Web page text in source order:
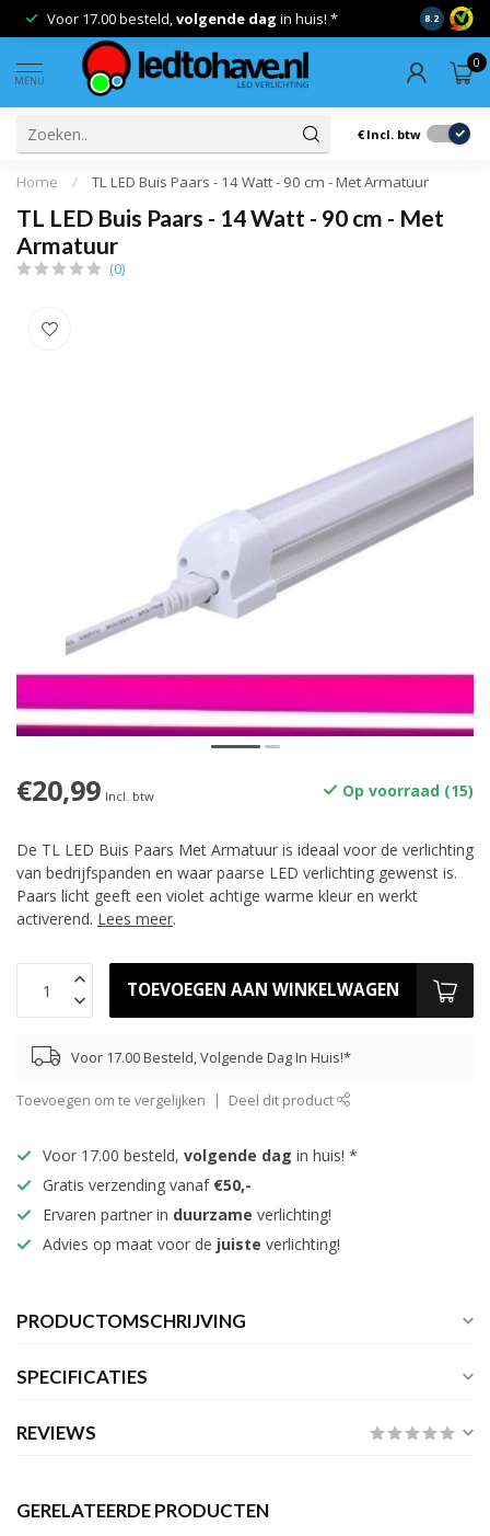
Voor 17.00 besteld,volgende dag in huis! * Gratis
8.2
MENU
0
€ Incl. btw
Home / TL LED Buis Paars - 14 Watt - 90 cm - Met Armatuur
TL LED Buis Paars - 14 Watt - 90 cm - Met
Armatuur
(0)
€20,99 Incl. btw Op voorraad (15)
De TL LED Buis Paars Met Armatuur is ideaal voor de verlichting
van bedrijfspanden en waar paarse LED verlichting gewenst is.
Paars licht geeft een violet achtige warme kleur en werkt
activerend. Lees meer.
TOEVOEGEN AAN WINKELWAGEN
Voor 17.00 Besteld, Volgende Dag In Huis!*
Toevoegen om te vergelijken Deel dit product
Voor 17.00 besteld, volgende dag in huis! *
Gratis verzending vanaf €50,-
Ervaren partner in duurzame verlichting!
Advies op maat voor de juiste verlichting!
PRODUCTOMSCHRIJVING
SPECIFICATIES
REVIEWS
GERELATEERDE PRODUCTEN